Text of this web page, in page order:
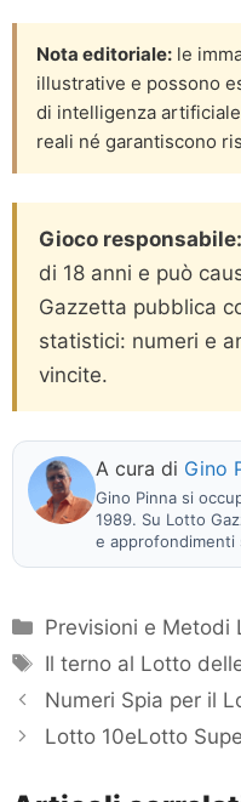
Nota editoriale: le
illustrative e possono
di intelligenza
reali né garantiscono
Gioco responsabile:
di 18 anni e può
Gazzetta pubblica
statistici: numeri e
vincite.
A cura di Gino
Gino Pinna si
1989. Su Lotto
e approfondimenti
Categorie
Previsioni e Metodi
Tag
Il terno al Lotto
Numeri Spia per il
Lotto 10eLotto